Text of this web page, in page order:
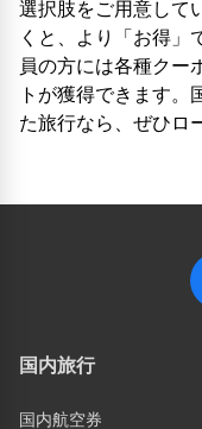
選択肢をご用意して
くと、より「お得」
員の方には各種クー
トが獲得できます。
た旅行なら、ぜひロ
国内旅行
国内航空券